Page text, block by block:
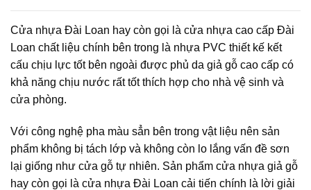
Cửa nhựa Đài Loan hay còn gọi là cửa nhựa cao cấp Đài
Loan chất liệu chính bên trong là nhựa PVC thiết kế kết
cấu chịu lực tốt bên ngoài được phủ da giả gỗ cao cấp có
khả năng chịu nước rất tốt thích hợp cho nhà vệ sinh và
cửa phòng.
Với công nghệ pha màu sẳn bên trong vật liệu nên sản
phẩm không bị tách lớp và không còn lo lắng vấn đề sơn
lại giống như cửa gỗ tự nhiên. Sản phẩm cửa nhựa giả gỗ
hay còn gọi là cửa nhựa Đài Loan cải tiến chính là lời giải